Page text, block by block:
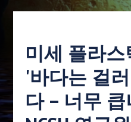
미세 플라
'바다는 걸
다 – 너무